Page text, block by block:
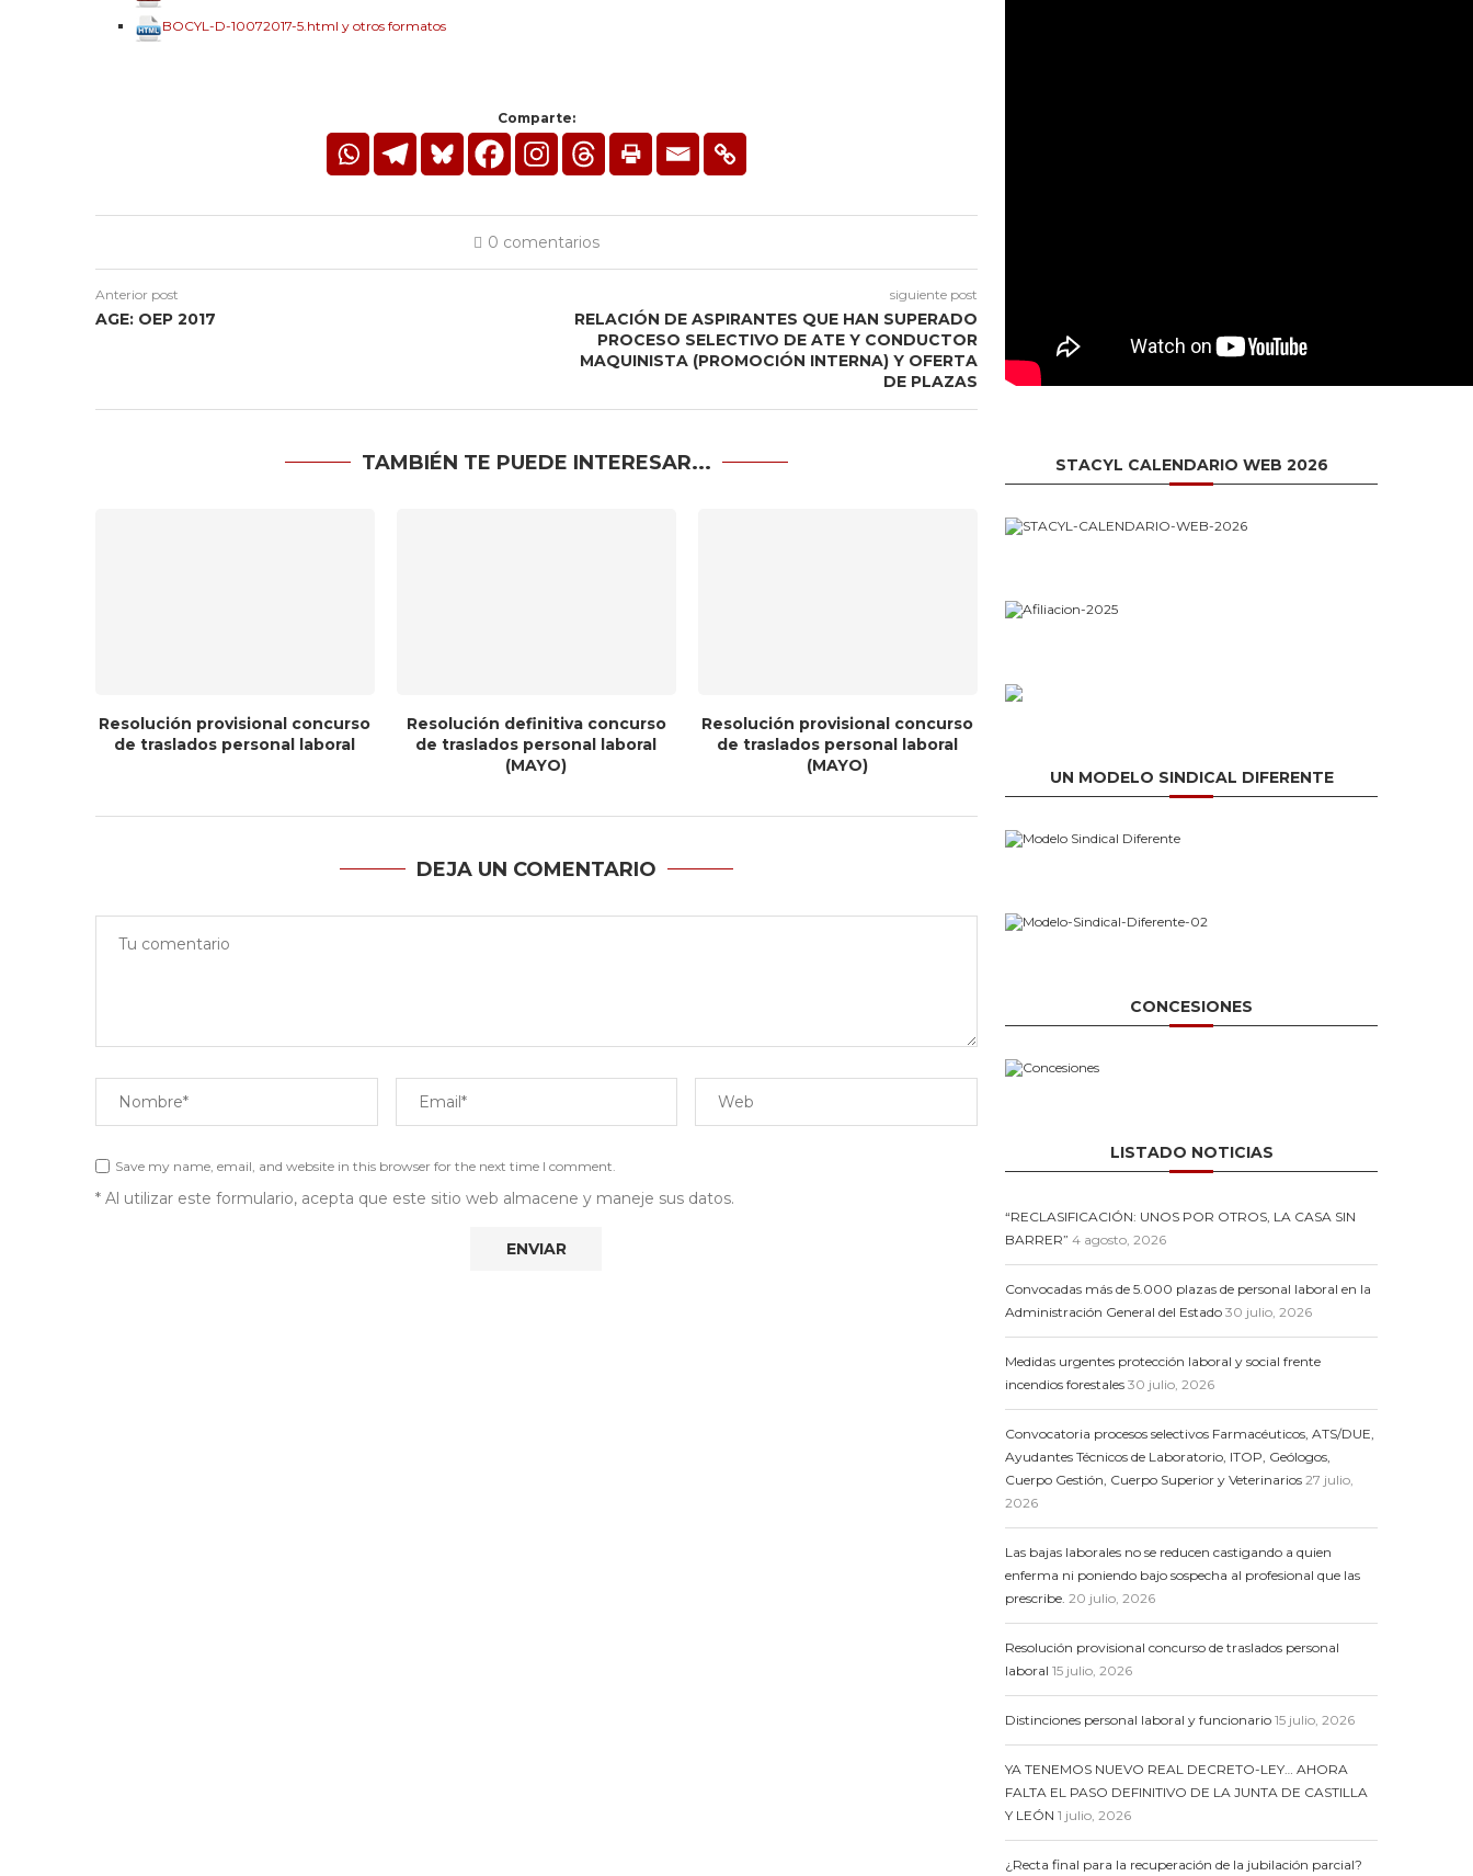
BOCYL-D-10072017-5.html y otros formatos
Comparte:
0 comentarios
Anterior post
AGE: OEP 2017
siguiente post
RELACIÓN DE ASPIRANTES QUE HAN SUPERADO
PROCESO SELECTIVO DE ATE Y CONDUCTOR
MAQUINISTA (PROMOCIÓN INTERNA) Y OFERTA
DE PLAZAS
TAMBIÉN TE PUEDE INTERESAR...
Resolución provisional concurso
de traslados personal laboral
Resolución definitiva concurso
de traslados personal laboral
(MAYO)
Resolución provisional concurso
de traslados personal laboral
(MAYO)
DEJA UN COMENTARIO
Save my name, email, and website in this browser for the next time I comment.
* Al utilizar este formulario, acepta que este sitio web almacene y maneje sus datos.
STACYL CALENDARIO WEB 2026
UN MODELO SINDICAL DIFERENTE
CONCESIONES
LISTADO NOTICIAS
“RECLASIFICACIÓN: UNOS POR OTROS, LA CASA SIN
BARRER” 4 agosto, 2026
Convocadas más de 5.000 plazas de personal laboral en la
Administración General del Estado 30 julio, 2026
Medidas urgentes protección laboral y social frente
incendios forestales 30 julio, 2026
Convocatoria procesos selectivos Farmacéuticos, ATS/DUE,
Ayudantes Técnicos de Laboratorio, ITOP, Geólogos,
Cuerpo Gestión, Cuerpo Superior y Veterinarios 27 julio,
2026
Las bajas laborales no se reducen castigando a quien
enferma ni poniendo bajo sospecha al profesional que las
prescribe. 20 julio, 2026
Resolución provisional concurso de traslados personal
laboral 15 julio, 2026
Distinciones personal laboral y funcionario 15 julio, 2026
YA TENEMOS NUEVO REAL DECRETO-LEY… AHORA
FALTA EL PASO DEFINITIVO DE LA JUNTA DE CASTILLA
Y LEÓN 1 julio, 2026
¿Recta final para la recuperación de la jubilación parcial?